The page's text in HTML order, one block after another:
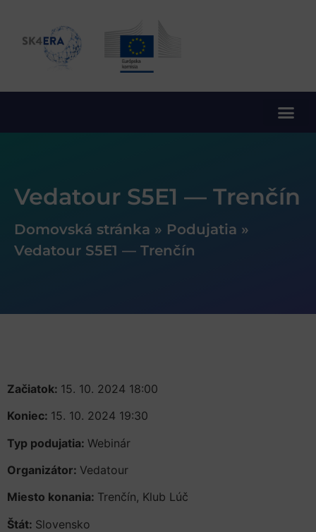
Vedatour S5E1 — Trenčín
Domovská stránka » Podujatia »
Vedatour S5E1 — Trenčín
Začiatok: 15. 10. 2024 18:00
Koniec: 15. 10. 2024 19:30
Typ podujatia: Webinár
Organizátor: Vedatour
Miesto konania: Trenčín, Klub Lúč
Štát: Slovensko